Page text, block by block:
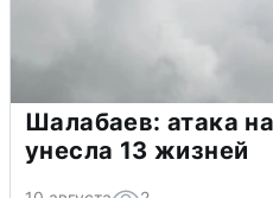
Шалабаев: атака
унесла 13 жизней